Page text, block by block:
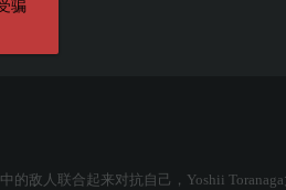
骗
敌人联合起来对抗自己，Yoshii